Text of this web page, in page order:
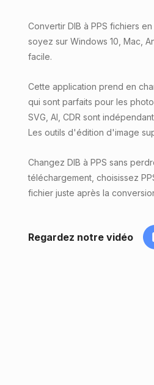
Convertir DIB à PPS fichiers
soyez sur Windows 10, Mac,
facile.
Cette application prend en
qui sont parfaits pour les
SVG, AI, CDR sont
Les outils d'édition d'image
Changez DIB à PPS sans
téléchargement, choisissez
fichier juste après la
Regardez notre vidéo